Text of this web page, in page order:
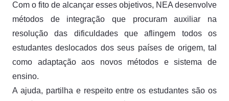
Com o fito de alcançar esses objetivos, NEA desenvolve
métodos de integração que procuram auxiliar na
resolução das dificuldades que aflingem todos os
estudantes deslocados dos seus países de origem, tal
como adaptação aos novos métodos e sistema de
ensino.
A ajuda, partilha e respeito entre os estudantes são os